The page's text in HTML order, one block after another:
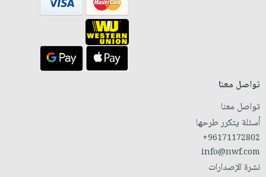
تواصل معنا
تواصل معنا
أسئلة يتكرر طرحها
+96171172802
info@nwf.com
نشرة الإصدارات